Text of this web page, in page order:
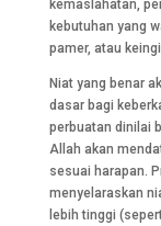
kemaslahatan,
kebutuhan yang
pamer, atau
Niat yang benar
dasar bagi
perbuatan dinilai
Allah akan
sesuai harapan.
menyelaraskan
lebih tinggi